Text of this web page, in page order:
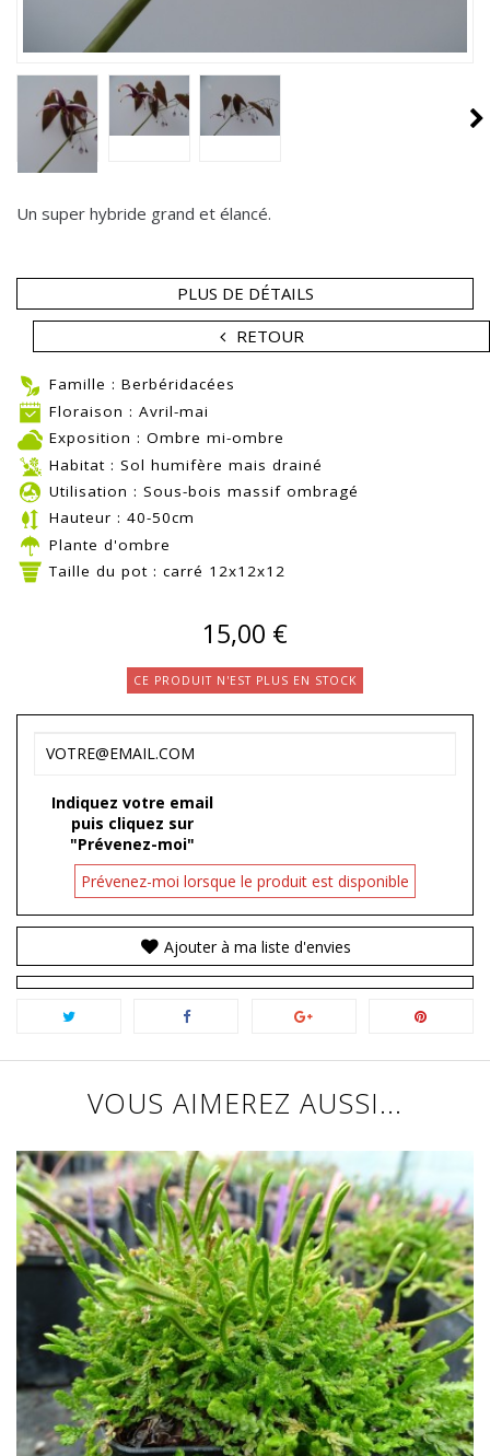
Un super hybride grand et élancé.
PLUS DE DÉTAILS
RETOUR
Famille : Berbéridacées
Floraison : Avril-mai
Exposition : Ombre mi-ombre
Habitat : Sol humifère mais drainé
Utilisation : Sous-bois massif ombragé
Hauteur : 40-50cm
Plante d'ombre
Taille du pot : carré 12x12x12
15,00 €
CE PRODUIT N'EST PLUS EN STOCK
Indiquez votre email
puis cliquez sur
"Prévenez-moi"
Prévenez-moi lorsque le produit est disponible
Ajouter à ma liste d'envies
VOUS AIMEREZ AUSSI...